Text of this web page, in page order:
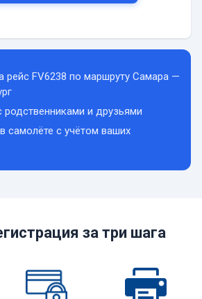
рейс FV6238 по маршруту Самара —
и друзьями
самолёте с учётом ваших
за три шага